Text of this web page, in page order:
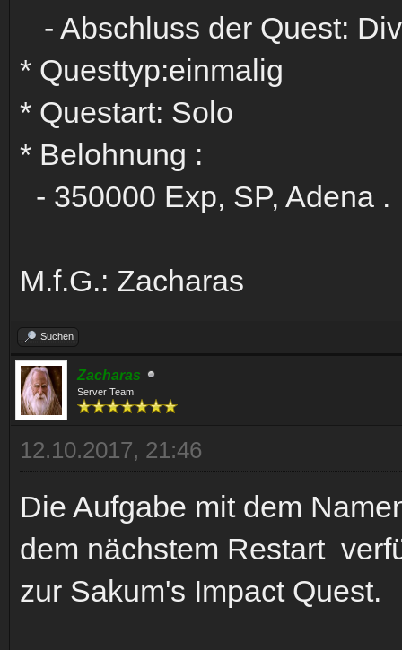
- Abschluss der Quest:
* Questtyp:einmalig
* Questart: Solo
* Belohnung :
- 350000 Exp, SP, Adena .
M.f.G.: Zacharas
Suchen
Zacharas
Server Team
12.10.2017, 21:46
Die Aufgabe mit dem
dem nächstem Restart
zur Sakum's Impact Quest.